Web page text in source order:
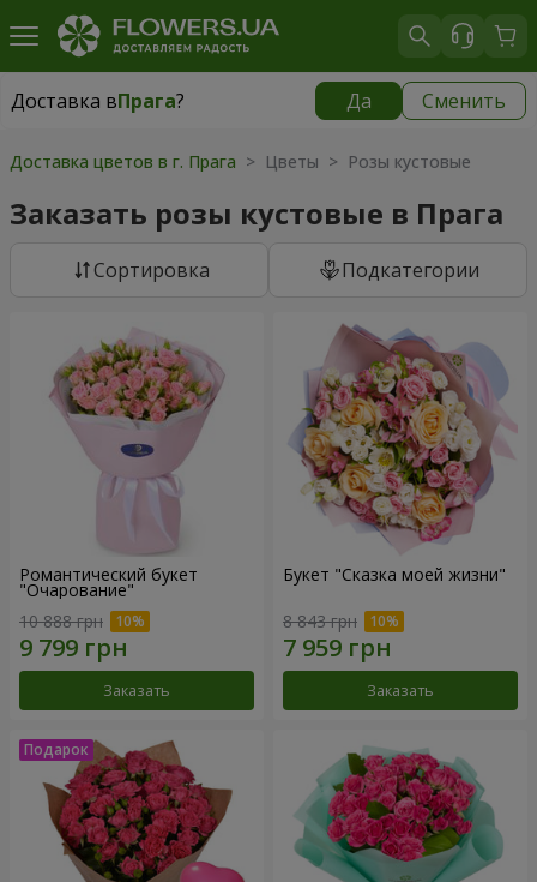
Доставка вПрага? Да Сменить
Доставка вПрага
Доставка цветов в г. Прага > Цветы > Розы кустовые
Заказать розы кустовые в Прага
Cортировка Подкатегории
Романтический букет
"Очарование"
10 888 грн
Заказать
Букет "Сказка моей жизни"
8 843 грн
Заказать